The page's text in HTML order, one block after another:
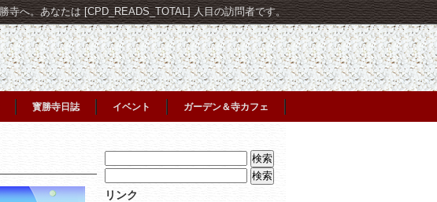
寺へ。あなたは [CPD_READS_TOTAL] 人目の訪問者です。
寳勝寺日誌 イベント ガーデン＆寺カフェ
索:
索:
リンク